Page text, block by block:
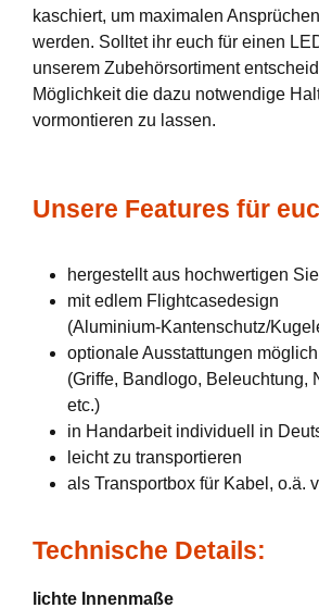
kaschiert, um maximalen
werden. Solltet ihr euch für einen
unserem Zubehörsortiment
Möglichkeit die dazu notwendige
vormontieren zu lassen.
Unsere Features für
hergestellt aus hochwertigen
mit edlem Flightcasedesign
(Aluminium-Kantenschutz/
optionale Ausstattungen möglich
(Griffe, Bandlogo, Beleuchtung,
etc.)
in Handarbeit individuell in
leicht zu transportieren
als Transportbox für Kabel, o.ä.
Technische Details:
lichte Innenmaße